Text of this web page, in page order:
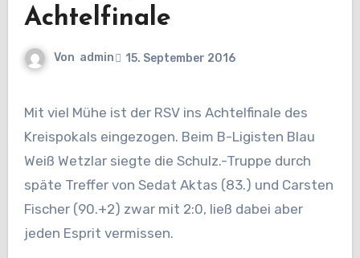
Achtelfinale
Von admin 15. September 2016
Mit viel Mühe ist der RSV ins Achtelfinale des
Kreispokals eingezogen. Beim B-Ligisten Blau
Weiß Wetzlar siegte die Schulz.-Truppe durch
späte Treffer von Sedat Aktas (83.) und Carsten
Fischer (90.+2) zwar mit 2:0, ließ dabei aber
jeden Esprit vermissen.